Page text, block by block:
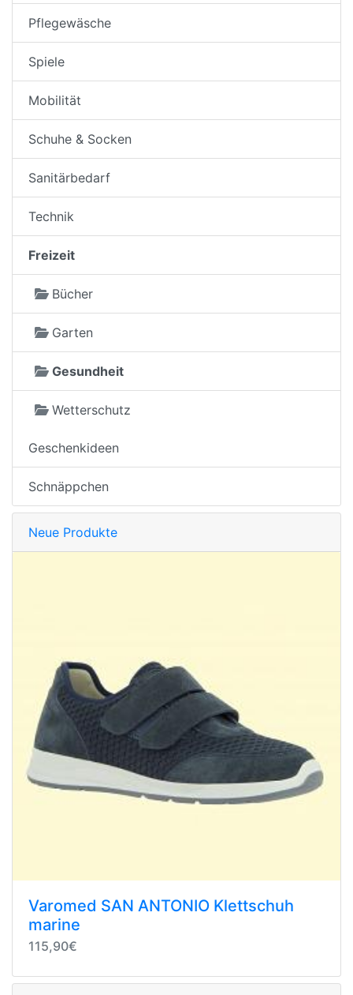
Pflegewäsche
Spiele
Mobilität
Schuhe & Socken
Sanitärbedarf
Technik
Freizeit
Bücher
Garten
Gesundheit
Wetterschutz
Geschenkideen
Schnäppchen
Neue Produkte
Varomed SAN ANTONIO Klettschuh
marine
115,90€